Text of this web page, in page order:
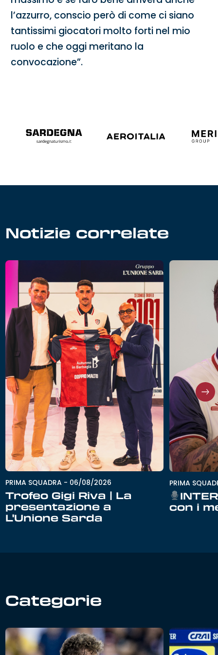
l’azzurro, conscio però di come ci siano
tantissimi giocatori molto forti nel mio
ruolo e che oggi meritano la
convocazione”.
Notizie correlate
PRIMA SQUADRA - 06/08/2026
Trofeo Gigi Riva | La
presentazione a
L'Unione Sarda
PRIMA
con i
Categorie